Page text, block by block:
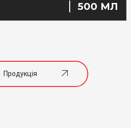
500 МЛ
Продукція